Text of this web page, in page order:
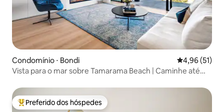
Condomínio ⋅ Bondi 4,96 de uma
4,96 (51)
Vista para o mar sobre Tamarama Beach | Caminhe até
Entre os melhores preferidos dos hóspedes
Preferido dos hóspedes